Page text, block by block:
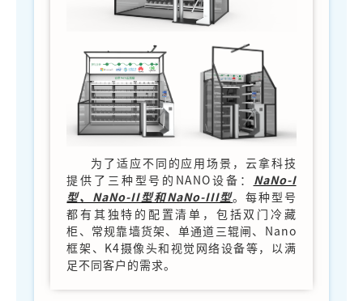
为了适应不同的应用场景，云拿科技
提供了三种型号的NANO设备： NaNo-I
型、NaNo-II型和NaNo-III型。每种型号
都有其独特的配置清单，包括双门冷藏
柜、常规靠墙货架、单通道三辊闸、Nano
框架、K4摄像头和视觉网络设备等，以满
足不同客户的需求。